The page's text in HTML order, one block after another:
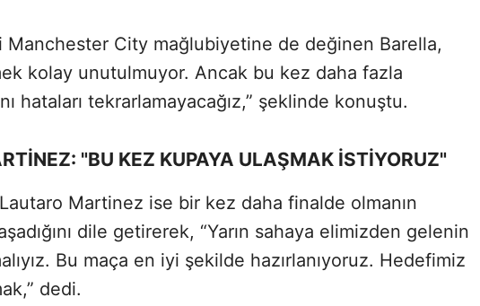
Manchester City mağlubiyetine de değinen Barella,
kolay unutulmuyor. Ancak bu kez daha fazla
hataları tekrarlamayacağız,” şeklinde konuştu.
"BU KEZ KUPAYA ULAŞMAK İSTİYORUZ"
Lautaro Martinez ise bir kez daha finalde olmanın
dile getirerek, “Yarın sahaya elimizden gelenin
Bu maça en iyi şekilde hazırlanıyoruz. Hedefimiz
dedi.